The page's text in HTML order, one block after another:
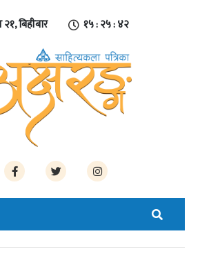
बिहीबार १५ : २५ : ४३